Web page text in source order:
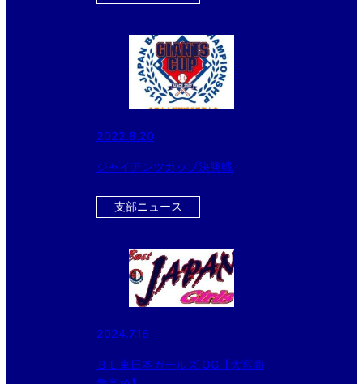
2022.8.20
ジャイアンツカップ決勝戦
支部ニュース
2024.7.16
ＢＬ東日本ガールズ OG【大宮商